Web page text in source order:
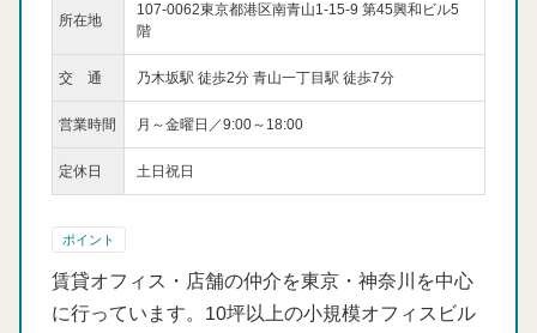
所在地
107-0062東京都港区南青山1-15-9 第45興和ビル5
階
交 通 乃木坂駅 徒歩2分 青山一丁目駅 徒歩7分
営業時間 月～金曜日／9:00～18:00
定休日 土日祝日
ポイント
賃貸オフィス・店舗の仲介を東京・神奈川を中心
に行っています。10坪以上の小規模オフィスビル